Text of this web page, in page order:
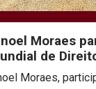
Moraes
de
na Colômbia.
Moraes,